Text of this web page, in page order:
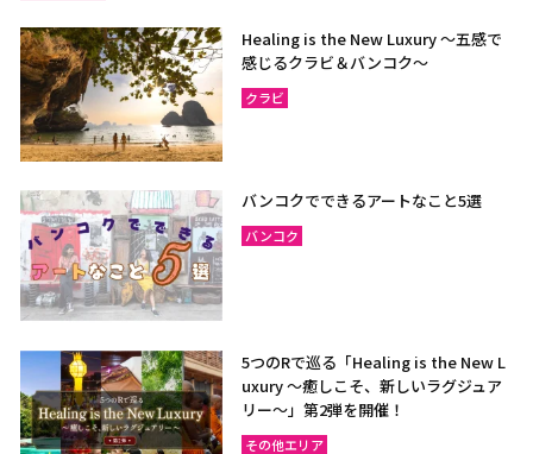
Healing is the New Luxury ～五感で
感じるクラビ＆バンコク～
クラビ
バンコクでできるアートなこと5選
バンコク
5つのRで巡る「Healing is the New L
uxury ～癒しこそ、新しいラグジュア
リー〜」第2弾を開催！
その他エリア